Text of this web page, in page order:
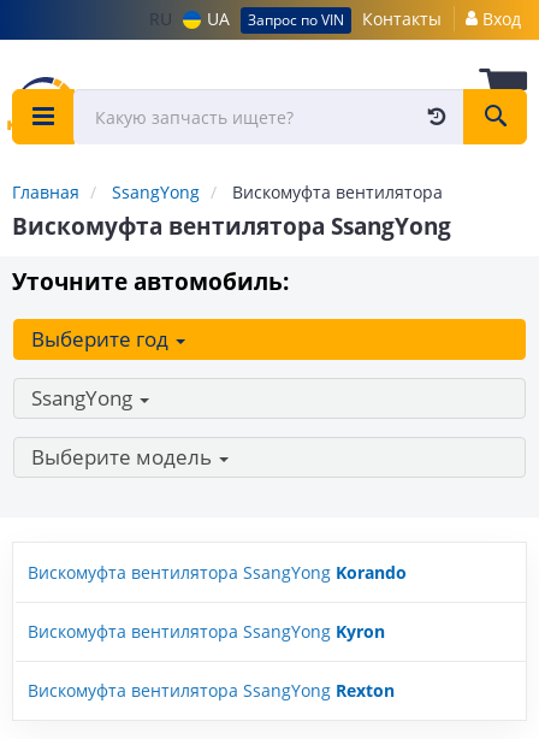
RU UA Запрос по VIN Контакты Вход
Главная SsangYong Вискомуфта вентилятора
Вискомуфта вентилятора SsangYong
Уточните автомобиль:
Выберите год
SsangYong
Выберите модель
Вискомуфта вентилятора SsangYong Korando
Вискомуфта вентилятора SsangYong Kyron
Вискомуфта вентилятора SsangYong Rexton